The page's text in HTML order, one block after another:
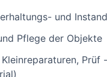
und
Pflege der Objekte